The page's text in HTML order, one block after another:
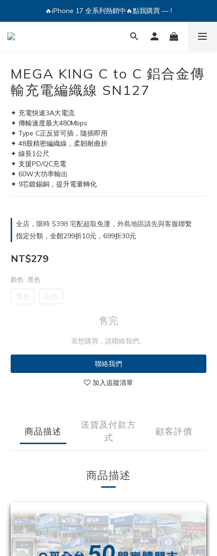
🔥iPhone 17 全系列熱銷中🔥點我購買 — !
💕加入Q哥 Line 新好友領優惠券！🎫
🔥iPhone 17 全系列熱銷中🔥點我購買 — !
MEGA KING C to C 鋁合金傳
輸充電編織線 SN127
✦ 充電快速3A大電流
✦ 傳輸速度最大480Mbps
✦ Type C正反皆可插，隨插即用
✦ 48股精密編織線，柔韌耐曲折
✦ 線長1公尺
✦ 支援PD/QC充電
✦ 60W大功率輸出
✦ 9芯鍍錫銅，提升電量轉化
全店，限時 $398 宅配超取免運，外島地區請先與客服聯繫
指定分類，全館299折10元，699折30元
NT$279
顏色 : 黑色
黑色 白色
售完
若想購買，請聯絡我們。
聯絡我們
加入追蹤清單
商品描述
送貨及付款方
式
顧客評價
商品描述